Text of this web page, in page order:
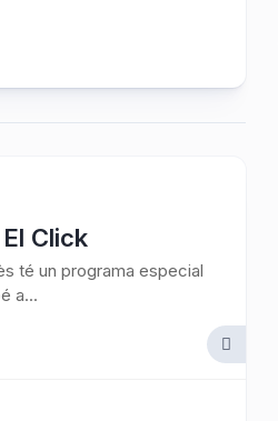
Click
té un programa especial
a...